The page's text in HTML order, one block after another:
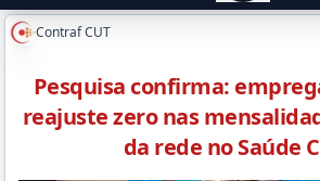
Contraf CUT
Pesquisa confirma:
reajuste zero nas
da rede no Saúde